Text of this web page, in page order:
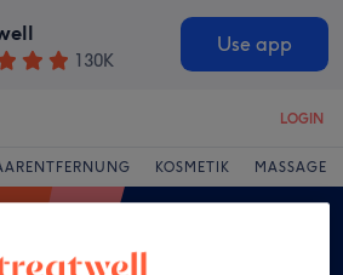
130K
Use app
LOGIN
KOSMETIK MASSAGE